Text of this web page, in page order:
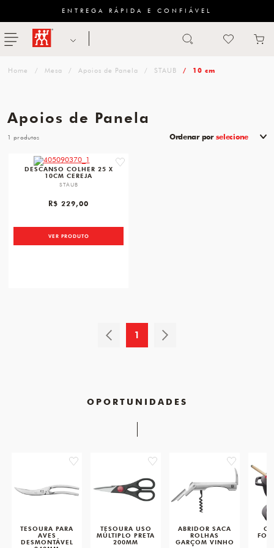
ENTREGA RÁPIDA E CONFIÁVEL
menu ZWILLING
Mesa Apoios de Panela STAUB 10 cm
Apoios de Panela
Ordenar por selecione
1
favorite
DESCANSO COLHER 25 X
10CM CEREJA
STAUB
R$ 229,00
VER PRODUTO
1
OPORTUNIDADES
favorite
TESOURA PARA
AVES
DESMONTÁVEL
favorite
TESOURA USO
MÚLTIPLO PRETA
200MM
favorite
ABRIDOR SACA
ROLHAS
GARÇOM VINHO